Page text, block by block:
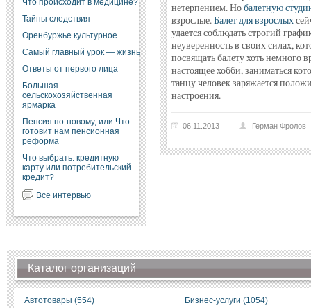
Что происходит в медицине?
Тайны следствия
Оренбуржье культурное
Самый главный урок — жизнь
Ответы от первого лица
Большая
сельскохозяйственная
ярмарка
Пенсия по-новому, или Что
готовит нам пенсионная
реформа
Что выбрать: кредитную
карту или потребительский
кредит?
Все интервью
нетерпением. Нобалетную
взрослые.Балет для взрослых
удается соблюдать строгий
неуверенность в своих силах,
посвящать балету хоть немного
настоящее хобби, заниматься
танцу человек заряжается
настроения.
06.11.2013 Герман Фролов
Каталог организаций
Автотовары (554)
Бизнес-услуги (1054)